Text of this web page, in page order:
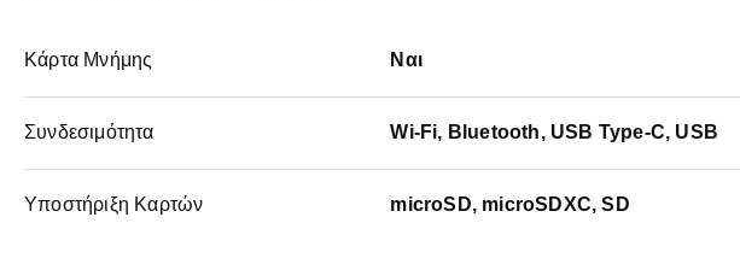
Κάρτα Μνήμης Ναι
Συνδεσιμότητα Wi-Fi, Bluetooth, USB Type-C, USB
Υποστήριξη Kαρτών microSD, microSDXC, SD